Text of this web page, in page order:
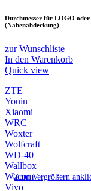
Zum Vergrößern
Durchmesser für LOGO
(Nabenabdeckung)
zur Wunschliste
In den Warenkorb
Quick view
ZTE
Youin
Xiaomi
WRC
Woxter
Wolfcraft
WD-40
Wallbox
Wacom
Vivo